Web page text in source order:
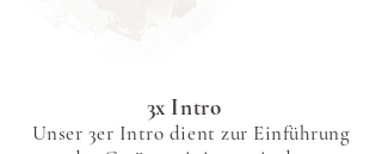
3x Intro
Unser 3er Intro dient zur Einführung